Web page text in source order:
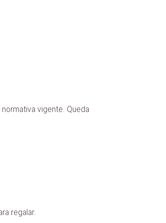
vigente. Queda
regalar.